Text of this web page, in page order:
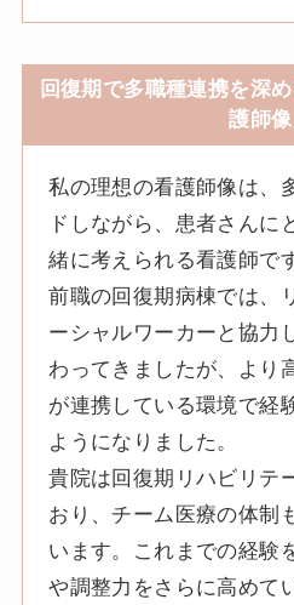
回復期で多職種連携を深
護師像
私の理想の看護師像は、
ドしながら、患者さんに
緒に考えられる看護師で
前職の回復期病棟では、
ーシャルワーカーと協力
わってきましたが、より
が連携している環境で経
ようになりました。
貴院は回復期リハビリテ
おり、チーム医療の体制
います。これまでの経験
や調整力をさらに高めて